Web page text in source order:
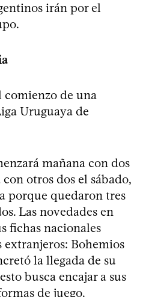
irán por el
comienzo de una
Uruguaya de
mañana con dos
otros dos el sábado,
porque quedaron tres
Las novedades en
fichas nacionales
extranjeros: Bohemios
la llegada de su
busca encajar a sus
de juego.